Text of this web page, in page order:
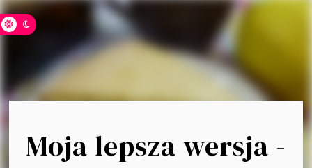
Moja lepsza wersja -